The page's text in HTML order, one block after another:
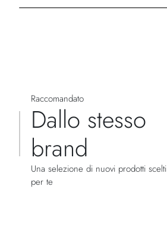
Raccomandato
Dallo stesso
brand
Una selezione di nuovi prodotti scelti
per te